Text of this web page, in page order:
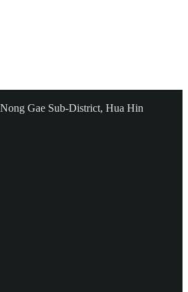
Gae Sub-District, Hua Hin